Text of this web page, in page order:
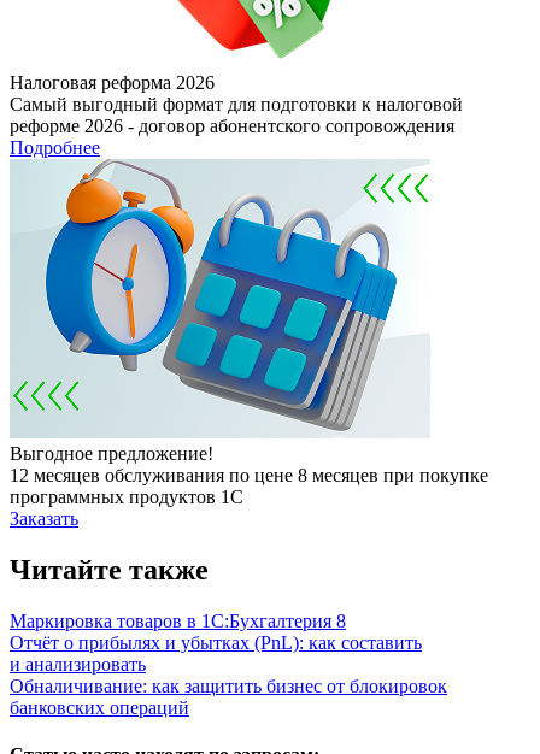
Налоговая реформа 2026
Самый выгодный формат для подготовки к налоговой
реформе 2026 - договор абонентского сопровождения
Подробнее
Выгодное предложение!
12 месяцев обслуживания по цене 8 месяцев при покупке
программных продуктов 1С
Заказать
Читайте также
Маркировка товаров в 1С:Бухгалтерия 8
Отчёт о прибылях и убытках (PnL): как составить
и анализировать
Обналичивание: как защитить бизнес от блокировок
банковских операций